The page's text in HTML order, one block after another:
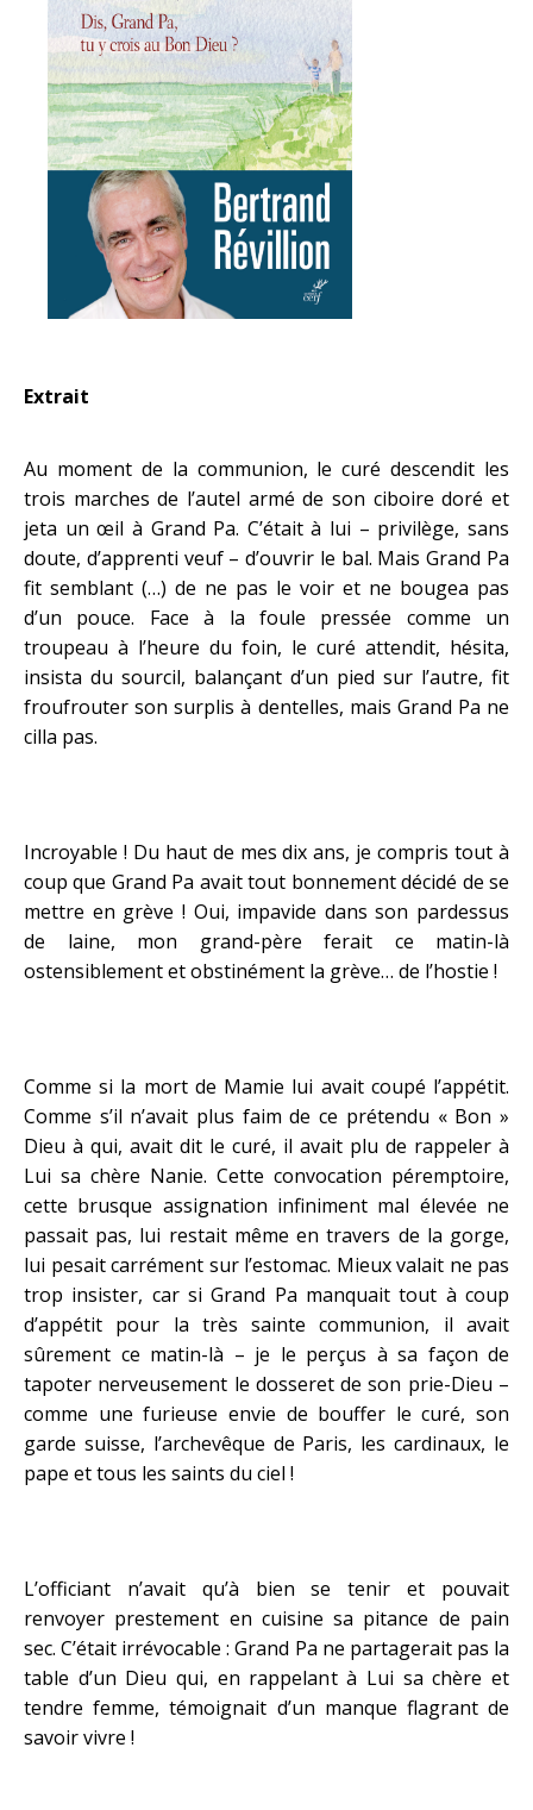
Extrait
Au moment de la communion, le curé descendit les
trois marches de l’autel armé de son ciboire doré et
jeta un œil à Grand Pa. C’était à lui – privilège, sans
doute, d’apprenti veuf – d’ouvrir le bal. Mais Grand Pa
fit semblant (…) de ne pas le voir et ne bougea pas
d’un pouce. Face à la foule pressée comme un
troupeau à l’heure du foin, le curé attendit, hésita,
insista du sourcil, balançant d’un pied sur l’autre, fit
froufrouter son surplis à dentelles, mais Grand Pa ne
cilla pas.
Incroyable ! Du haut de mes dix ans, je compris tout à
coup que Grand Pa avait tout bonnement décidé de se
mettre en grève ! Oui, impavide dans son pardessus
de laine, mon grand-père ferait ce matin-là
ostensiblement et obstinément la grève… de l’hostie !
Comme si la mort de Mamie lui avait coupé l’appétit.
Comme s’il n’avait plus faim de ce prétendu « Bon »
Dieu à qui, avait dit le curé, il avait plu de rappeler à
Lui sa chère Nanie. Cette convocation péremptoire,
cette brusque assignation infiniment mal élevée ne
passait pas, lui restait même en travers de la gorge,
lui pesait carrément sur l’estomac. Mieux valait ne pas
trop insister, car si Grand Pa manquait tout à coup
d’appétit pour la très sainte communion, il avait
sûrement ce matin-là – je le perçus à sa façon de
tapoter nerveusement le dosseret de son prie-Dieu –
comme une furieuse envie de bouffer le curé, son
garde suisse, l’archevêque de Paris, les cardinaux, le
pape et tous les saints du ciel !
L’officiant n’avait qu’à bien se tenir et pouvait
renvoyer prestement en cuisine sa pitance de pain
sec. C’était irrévocable : Grand Pa ne partagerait pas la
table d’un Dieu qui, en rappelant à Lui sa chère et
tendre femme, témoignait d’un manque flagrant de
savoir vivre !